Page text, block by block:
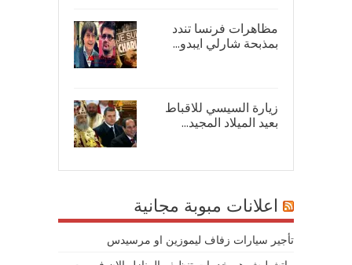
مظاهرات فرنسا تندد
بمذبحة شارلي ايبدو...
زيارة السيسي للاقباط
بعيد الميلاد المجيد...
اعلانات مبوبة مجانية
تأجير سيارات زفاف ليموزين او مرسيدس